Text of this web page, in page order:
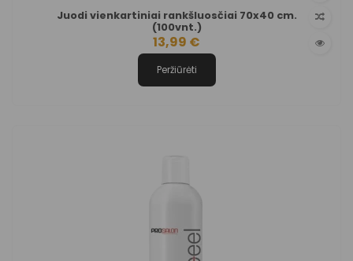
Juodi vienkartiniai rankšluosčiai 70x40 cm.
(100vnt.)
13,99 €
Peržiūrėti